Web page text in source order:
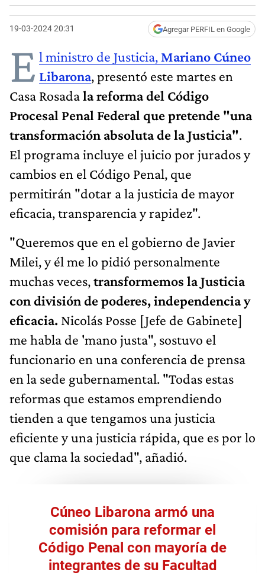
19-03-2024 20:31 Agregar PERFIL en Google
E l ministro de Justicia, Mariano Cúneo
Libarona, presentó este martes en
Casa Rosadala reforma del Código
Procesal Penal Federal que pretende "una
transformación absoluta de la Justicia".
El programa incluye el juicio por jurados y
cambios en el Código Penal, que
permitirán "dotar a la justicia de mayor
eficacia, transparencia y rapidez".
"Queremos que en el gobierno de Javier
Milei, y él me lo pidió personalmente
muchas veces,transformemos la Justicia
con división de poderes, independencia y
eficacia. Nicolás Posse [Jefe de Gabinete]
me habla de 'mano justa", sostuvo el
funcionario en una conferencia de prensa
en la sede gubernamental. "Todas estas
reformas que estamos emprendiendo
tienden a que tengamos una justicia
eficiente y una justicia rápida, que es por lo
que clama la sociedad", añadió.
Cúneo Libarona armó una
comisión para reformar el
Código Penal con mayoría de
integrantes de su Facultad